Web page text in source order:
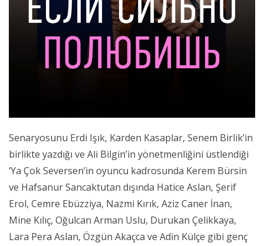
Senaryosunu Erdi Işık, Karden Kasaplar, Senem Birlik’in
birlikte yazdığı ve Ali Bilgin’in yönetmenliğini üstlendiği
‘Ya Çok Seversen’in oyuncu kadrosunda Kerem Bürsin
ve Hafsanur Sancaktutan dışında Hatice Aslan, Şerif
Erol, Cemre Ebüzziya, Nazmi Kırık, Aziz Caner İnan,
Mine Kılıç, Oğulcan Arman Uslu, Durukan Çelikkaya,
Lara Pera Aslan, Özgün Akaçca ve Adin Külçe gibi genç